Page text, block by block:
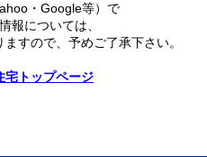
・Google等）で
報については、
すので、 予めご了承下さい。
宅トップページ